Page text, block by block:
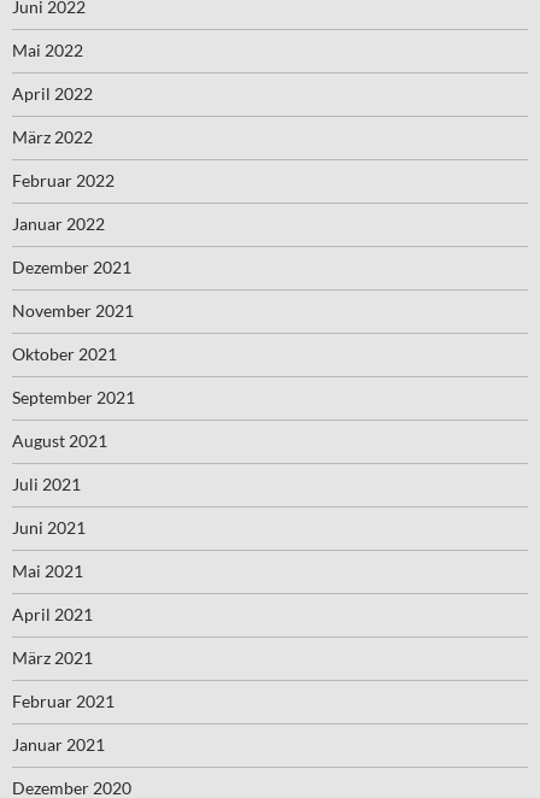
Juni 2022
Mai 2022
April 2022
März 2022
Februar 2022
Januar 2022
Dezember 2021
November 2021
Oktober 2021
September 2021
August 2021
Juli 2021
Juni 2021
Mai 2021
April 2021
März 2021
Februar 2021
Januar 2021
Dezember 2020